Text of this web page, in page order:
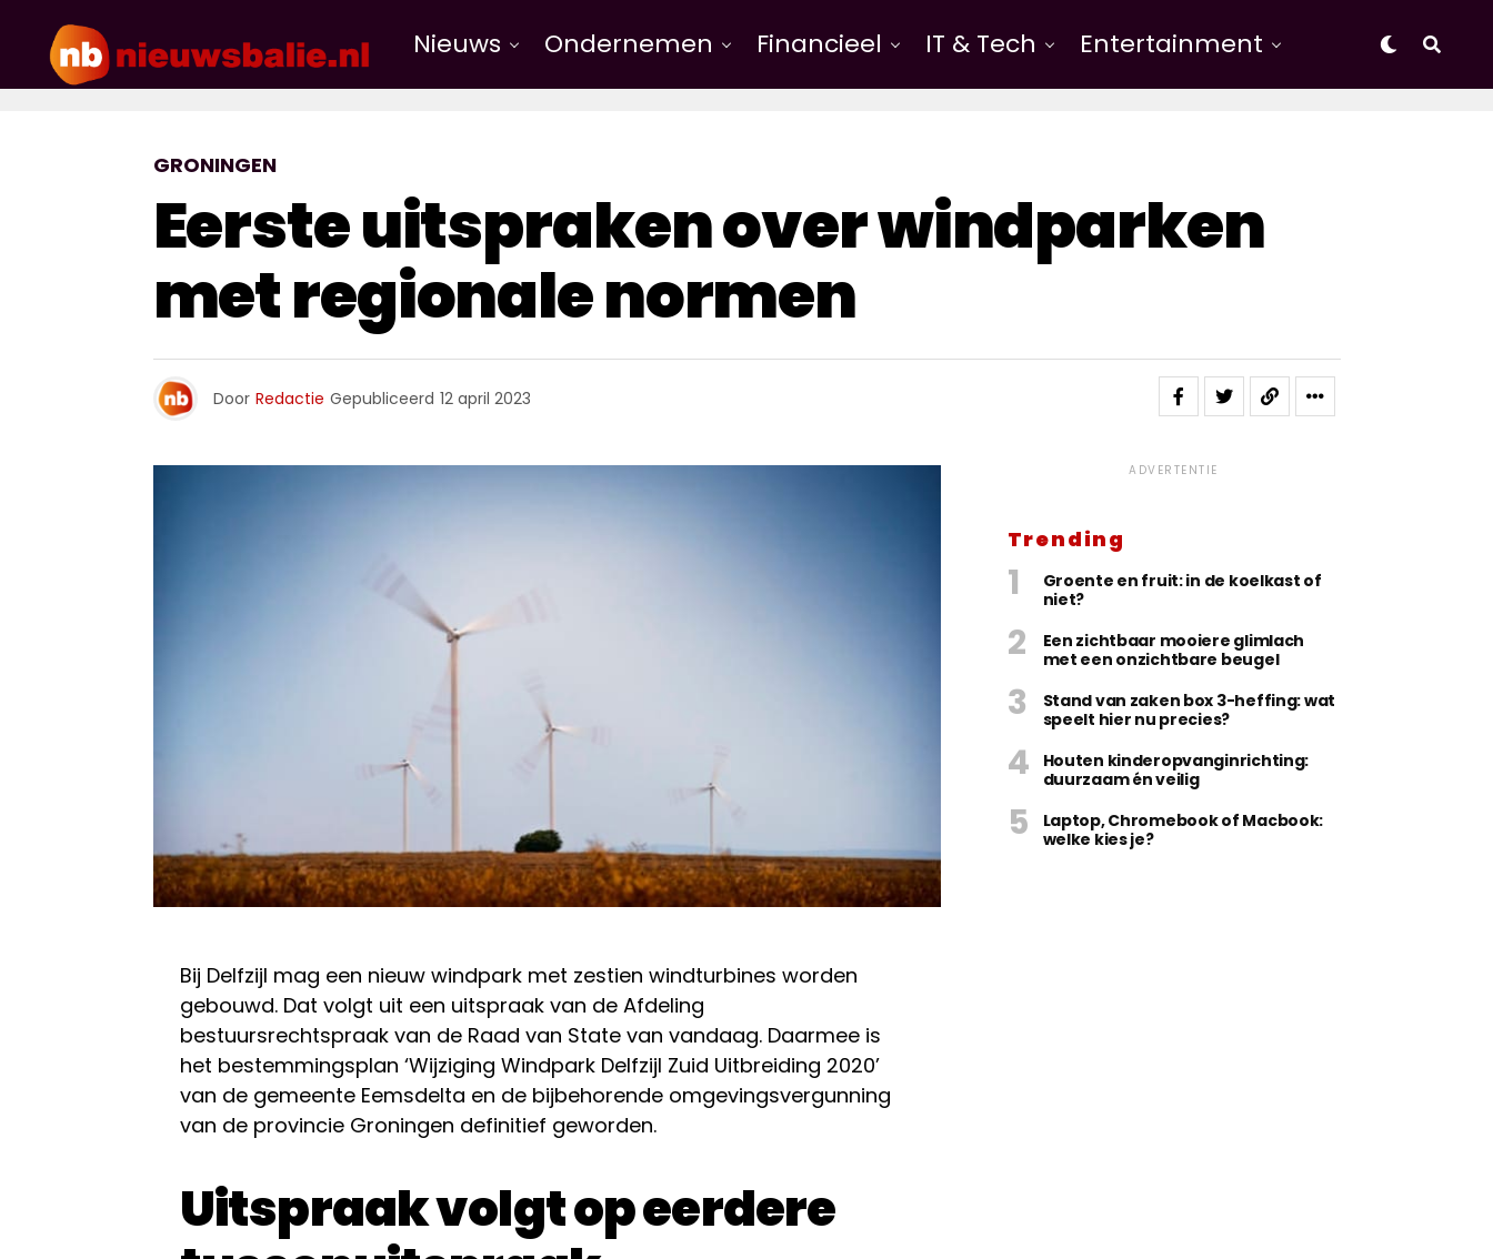
Nieuws Ondernemen Financieel IT & Tech Entertainment
GRONINGEN
Eerste uitspraken over windparken
met regionale normen
Door Redactie Gepubliceerd 12 april 2023
Bij Delfzijl mag een nieuw windpark met zestien windturbines worden
gebouwd. Dat volgt uit een uitspraak van de Afdeling
bestuursrechtspraak van de Raad van State van vandaag. Daarmee is
het bestemmingsplan ‘Wijziging Windpark Delfzijl Zuid Uitbreiding 2020’
van de gemeente Eemsdelta en de bijbehorende omgevingsvergunning
van de provincie Groningen definitief geworden.
Uitspraak volgt op eerdere
ADVERTENTIE
Trending
Groente en fruit: in de koelkast of
niet?
Een zichtbaar mooiere glimlach
met een onzichtbare beugel
Stand van zaken box 3-heffing: wat
speelt hier nu precies?
Houten kinderopvanginrichting:
duurzaam én veilig
Laptop, Chromebook of Macbook:
welke kies je?